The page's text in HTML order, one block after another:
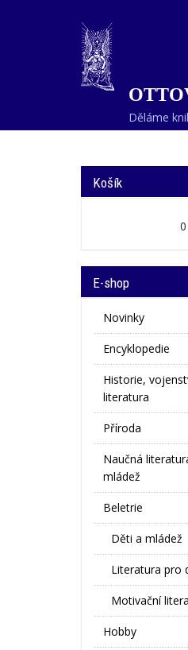
Děláme
Košík
E-shop
Novinky
Encyklopedie
Historie,
literatura
Příroda
Naučná
mládež
Beletrie
Děti a mládež
Literatura pro
Motivační
Hobby